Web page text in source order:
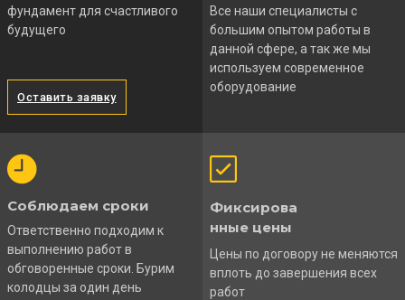
фундамент для счастливого
будущего
Оставить заявку
Все наши специалисты с
большим опытом работы в
данной сфере, а так же мы
используем современное
оборудование
Соблюдаем сроки
Ответственно подходим к
выполнению работ в
обговоренные сроки. Бурим
колодцы за один день
Фиксирова
нные цены
Цены по договору не меняются
вплоть до завершения всех
работ